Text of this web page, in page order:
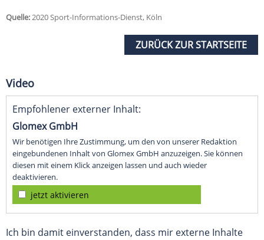
Quelle:2020 Sport-Informations-Dienst, Köln
ZURÜCK ZUR STARTSEITE
Video
Empfohlener externer Inhalt:
Glomex GmbH
Wir benötigen Ihre Zustimmung, um den von unserer Redaktion
eingebundenen Inhalt von Glomex GmbH anzuzeigen. Sie können
diesen mit einem Klick anzeigen lassen und auch wieder
deaktivieren.
jetzt aktivieren
Ich bin damit einverstanden, dass mir externe Inhalte